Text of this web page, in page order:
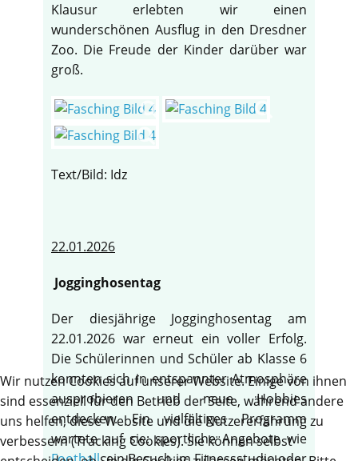
Klausur erlebten wir einen
wunderschönen Ausflug in den Dresdner
Zoo. Die Freude der Kinder darüber war
groß.
Text/Bild: Idz
22.01.2026
Jogginghosentag
Der diesjährige Jogginghosentag am
22.01.2026 war erneut ein voller Erfolg.
Die Schülerinnen und Schüler ab Klasse 6
konnten sich in entspannter Atmosphäre
ausprobieren und neue Hobbies
entdecken. Ein vielfältiges Programm
wartete auf sie: sportliche Angebote wie
Wir nutzen Cookies auf unserer Website. Einige von ihnen
sind essenziell für den Betrieb der Seite, während andere
uns helfen, diese Website und die Nutzererfahrung zu
verbessern (Tracking Cookies). Sie können selbst